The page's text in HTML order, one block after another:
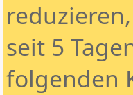
seit 5
folgenden